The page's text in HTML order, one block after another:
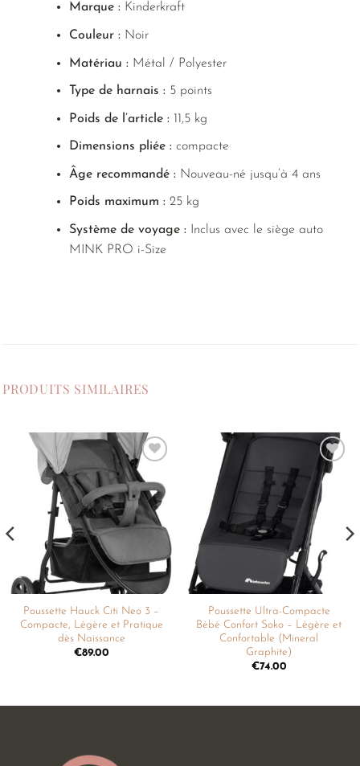
Marque :Kinderkraft
Couleur :Noir
Matériau :Métal / Polyester
Type de harnais :5 points
Poids de l’article :11,5 kg
Dimensions pliée :compacte
Âge recommandé :Nouveau-né jusqu’à 4 ans
Poids maximum :25 kg
Système de voyage :Inclus avec le siège auto
MINK PRO i-Size
PRODUITS SIMILAIRES
Ajouter
à la
liste de
souhaits
Poussette Hauck Citi Neo 3 –
Compacte, Légère et Pratique
dès Naissance
€89.00
Ajouter
à la
liste de
souhaits
Poussette Ultra-Compacte
Bébé Confort Soko – Légère et
Confortable (Mineral
Graphite)
€74.00